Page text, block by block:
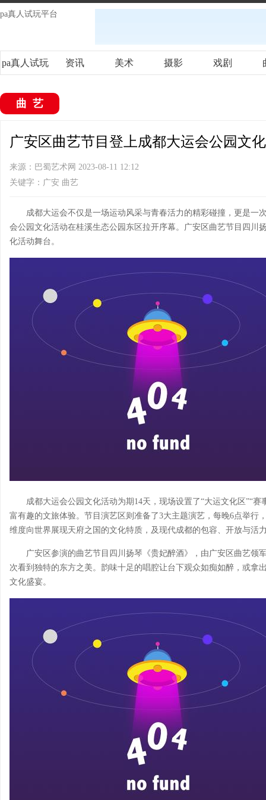
pa真人试玩平台
pa真人试玩 资讯 美术 摄影 戏剧
曲艺
广安区曲艺节目登上成都大运会公园文
来源：巴蜀艺术网 2023-08-11 12:12
关键字：广安 曲艺
成都大运会不仅是一场运动风采与青春活力的精彩碰撞，更是一
会公园文化活动在桂溪生态公园东区拉开序幕。广安区曲艺节目四川
化活动舞台。
成都大运会公园文化活动为期14天，现场设置了“大运文化区”“
富有趣的文旅体验。节目演艺区则准备了3大主题演艺，每晚6点举行
维度向世界展现天府之国的文化特质，及现代成都的包容、开放与活
广安区参演的曲艺节目四川扬琴《贵妃醉酒》，由广安区曲艺领
次看到独特的东方之美。韵味十足的唱腔让台下观众如痴如醉，或拿
文化盛宴。